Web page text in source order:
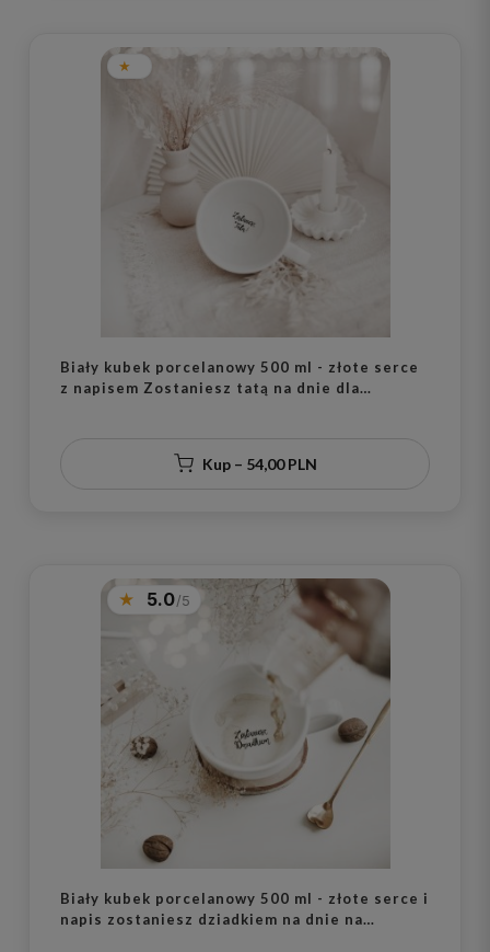
Biały kubek porcelanowy 500 ml - złote serce
z napisem Zostaniesz tatą na dnie dla
Kup – 54,00 PLN
5.0
Biały kubek porcelanowy 500 ml - złote serce i
napis zostaniesz dziadkiem na dnie na